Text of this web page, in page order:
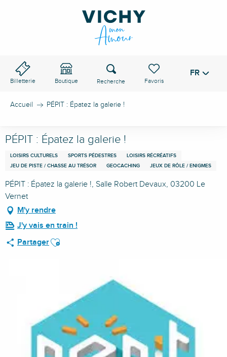
Billetterie Boutique
Voir les favoris
Recherche FR
Accueil PÉPIT : Épatez la galerie !
PÉPIT : Épatez la galerie !
LOISIRS CULTURELS SPORTS PÉDESTRES
LOISIRS RÉCRÉATIFS
JEU DE PISTE / CHASSE AU TRÉSOR
GEOCACHING JEUX DE RÔLE / ENIGMES
PÉPIT : Épatez la galerie !, Salle Robert Devaux, 03200 Le
Vernet
M'y rendre
J'y vais en train !
PartagerAjouter aux favoris